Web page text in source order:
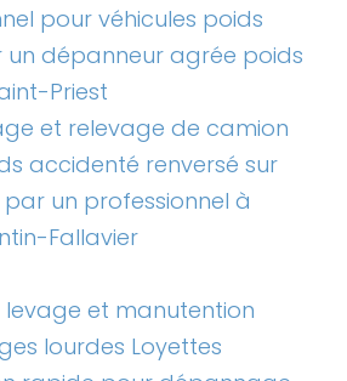
pour véhicules poids
un dépanneur agrée poids
Priest
et relevage de camion
accidenté renversé sur
un professionnel à
Fallavier
levage et manutention
lourdes Loyettes